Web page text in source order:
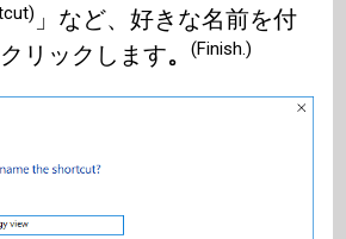
」など、好きな名前を付
リックします。(Finish.)